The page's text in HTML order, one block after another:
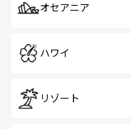
オセアニア
ハワイ
リゾート